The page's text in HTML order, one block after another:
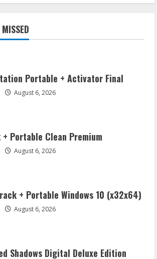
Portable + Activator Final
August 6, 2026
+ Portable Clean Premium
August 6, 2026
+ Portable Windows 10 (x32x64)
August 6, 2026
Shadows Digital Deluxe Edition